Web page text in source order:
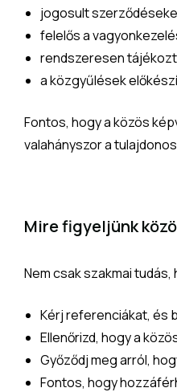
jogosult
felelős a
rendszeresen
a közgyűlések
Fontos, hogy a közös
valahányszor a
Mire figyeljünk
Nem csak szakmai
Kérj referenciákat, és
Ellenőrizd, hogy a
Győződj meg arról,
Fontos, hogy